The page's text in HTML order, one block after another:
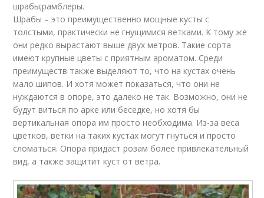
шрабы;рамблеры.
Шрабы – это преимущественно мощные кусты с
толстыми, практически не гнущимися ветками. К тому же
они редко вырастают выше двух метров. Такие сорта
имеют крупные цветы с приятным ароматом. Среди
преимуществ также выделяют то, что на кустах очень
мало шипов. И хотя может показаться, что они не
нуждаются в опоре, это далеко не так. Возможно, они не
будут виться по арке или беседке, но хотя бы
вертикальная опора им просто необходима. Из-за веса
цветков, ветки на таких кустах могут гнуться и просто
сломаться. Опора придаст розам более привлекательный
вид, а также защитит куст от ветра.